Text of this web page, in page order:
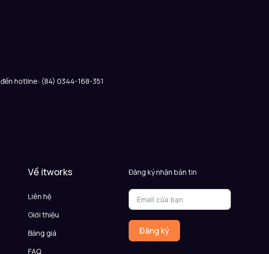
hotline: (84) 0344-168-351
Về itworks
Liên hệ
Giới thiệu
Bảng giá
FAQ
Đăng ký nhận bản tin
Đăng ký